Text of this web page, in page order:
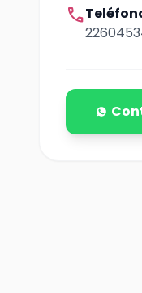
call